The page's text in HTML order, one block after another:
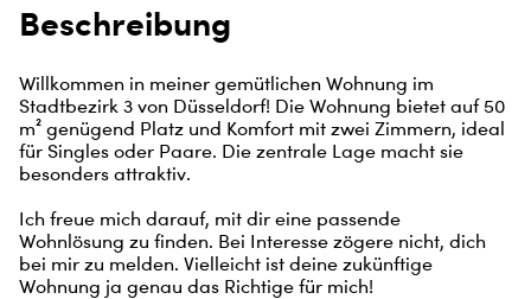
Beschreibung
Willkommen in meiner gemütlichen Wohnung im
Stadtbezirk 3 von Düsseldorf! Die Wohnung bietet auf 50
m² genügend Platz und Komfort mit zwei Zimmern, ideal
für Singles oder Paare. Die zentrale Lage macht sie
besonders attraktiv.
Ich freue mich darauf, mit dir eine passende
Wohnlösung zu finden. Bei Interesse zögere nicht, dich
bei mir zu melden. Vielleicht ist deine zukünftige
Wohnung ja genau das Richtige für mich!